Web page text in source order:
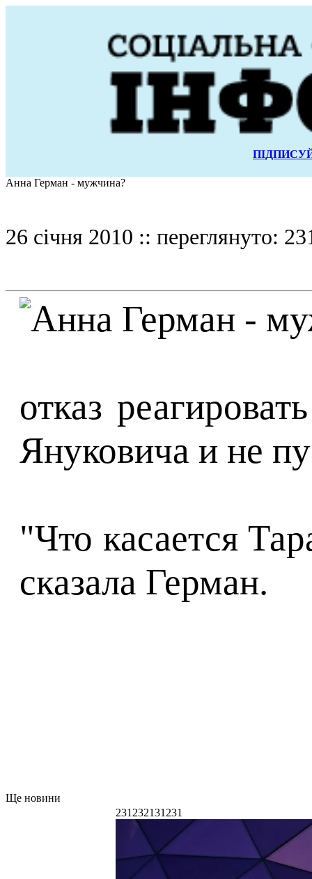
Анна Герман - мужчина?
26 січня 2010 :: переглянуто:
отказ
Януковича и не
"Что касается
сказала Герман.
Ще новини
231232131231